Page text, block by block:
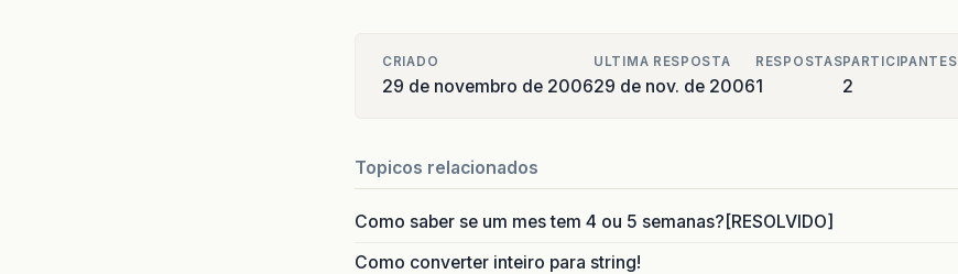
CRIADO
29 de novembro de 2006
ULTIMA RESPOSTA
29 de nov. de 2006
RESPOSTAS
1
PARTICIPANTES
2
Topicos relacionados
Como saber se um mes tem 4 ou 5 semanas?[RESOLVIDO]
Como converter inteiro para string!